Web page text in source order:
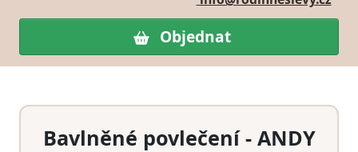
Objednat
Bavlněné povlečení - ANDY